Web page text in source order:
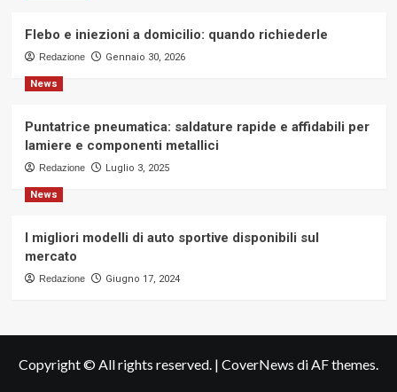
Flebo e iniezioni a domicilio: quando richiederle
Redazione Gennaio 30, 2026
News
Puntatrice pneumatica: saldature rapide e affidabili per
lamiere e componenti metallici
Redazione Luglio 3, 2025
News
I migliori modelli di auto sportive disponibili sul
mercato
Redazione Giugno 17, 2024
Copyright © All rights reserved. | CoverNews di AF themes.